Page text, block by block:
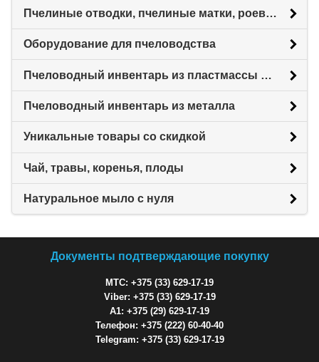
Пчелиные отводки, пчелиные матки, роевни
Оборудование для пчеловодства
Пчеловодный инвентарь из пластмассы для пасеки
Пчеловодный инвентарь из металла
Уникальные товары со скидкой
Чай, травы, коренья, плоды
Натуральное мыло с нуля
Документы подтверждающие покупку
МТС: +375 (33) 629-17-19
Viber: +375 (33) 629-17-19
A1: +375 (29) 629-17-19
Телефон: +375 (222) 60-40-40
Telegram: +375 (33) 629-17-19